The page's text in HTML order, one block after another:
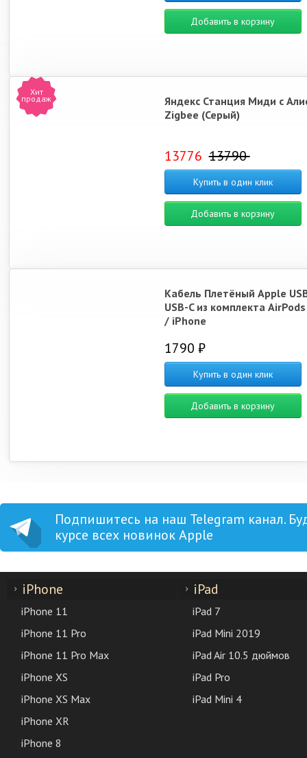
Добавить в корзину
Хит
продаж
Яндекс Станция Миди с
Zigbee (Серый)
13776 13790
Купить в один клик
Добавить в корзину
Кабель Плетёный Apple
USB-C из комплекта
/ iPhone
1790 ₽
Купить в один клик
Добавить в корзину
Подпишитесь на наш Telegram канал.
курсе всех новинок Apple
iPhone
iPhone 11
iPhone 11 Pro
iPhone 11 Pro Max
iPhone XS
iPhone XS Max
iPhone XR
iPhone 8
iPad
iPad 7
iPad Mini 2019
iPad Air 10.5 дюймов
iPad Pro
iPad Mini 4